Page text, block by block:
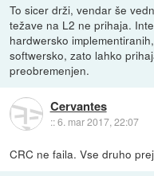
To sicer drži, vendar še
težave na L2 ne prihaja.
hardwersko
softwersko, zato lahko
preobremenjen.
Cervantes
::6. mar 2017, 22:07
CRC ne faila. Vse druho